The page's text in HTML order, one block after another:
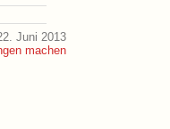
Juni 2013